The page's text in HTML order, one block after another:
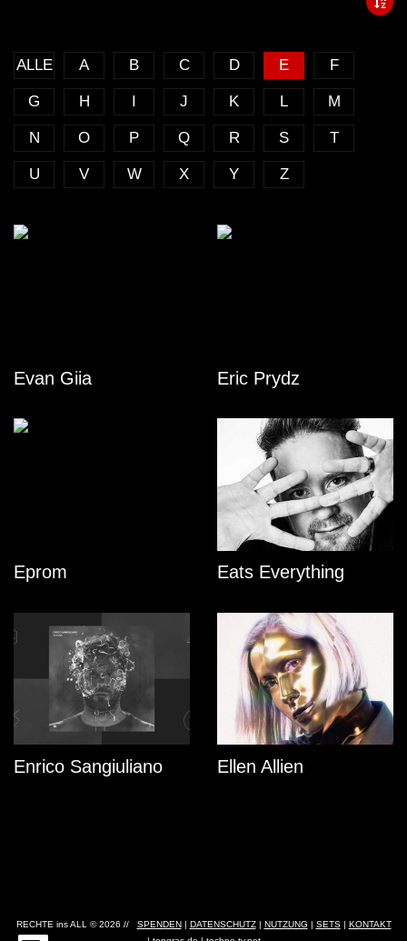
ALLE A B C D E F
G H I J K L M
N O P Q R S T
U V W X Y Z
Evan Giia Eric Prydz
Eprom Eats Everything
Enrico Sangiuliano Ellen Allien
RECHTE ins ALL © 2026 // SPENDEN| DATENSCHUTZ| NUTZUNG | SETS| KONTAKT